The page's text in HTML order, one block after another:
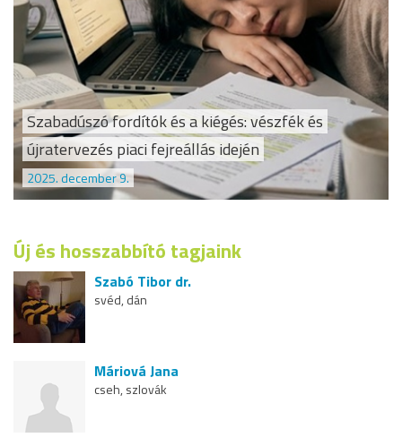
Szabadúszó fordítók és a kiégés: vészfék és
újratervezés piaci fejreállás idején
2025. december 9.
Új és hosszabbító tagjaink
Szabó Tibor dr.
svéd, dán
Máriová Jana
cseh, szlovák